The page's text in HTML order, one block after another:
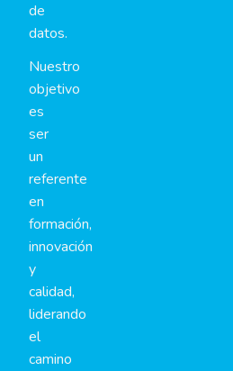
de
datos.
Nuestro
objetivo
es
ser
un
referente
en
formación,
innovación
y
calidad,
liderando
el
camino